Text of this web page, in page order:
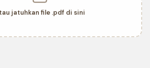
jatuhkan file .pdf di sini